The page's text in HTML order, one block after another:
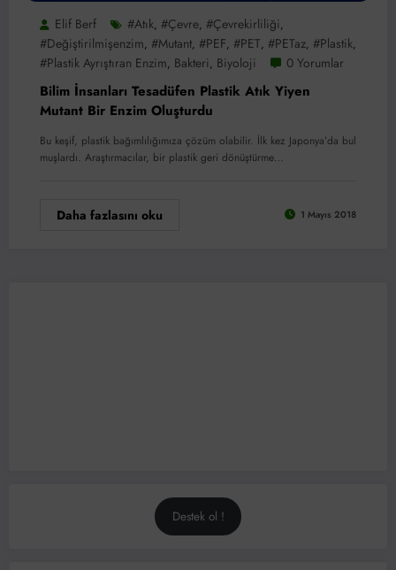
Elif Berf #atık, #çevre, #çevrekirliliği,
#değiştirilmişenzim, #mutant, #PEF, #PET, #PETaz, #plastik,
#plastik Ayrıştıran Enzim, Bakteri, Biyoloji 0 Yorumlar
Bilim İnsanları Tesadüfen Plastik Atık Yiyen
Mutant Bir Enzim Oluşturdu
Bu keşif, plastik bağımlılığımıza çözüm olabilir. İlk kez Japonya’da bul
muşlardı. Araştırmacılar, bir plastik geri dönüştürme…
Daha fazlasını oku 1 Mayıs 2018
Destek ol !